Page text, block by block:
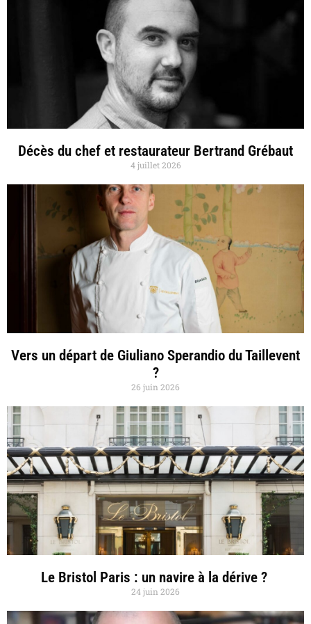
Décès du chef et restaurateur Bertrand Grébaut
4 juillet 2026
Vers un départ de Giuliano Sperandio du Taillevent
?
26 juin 2026
Le Bristol Paris : un navire à la dérive ?
24 juin 2026